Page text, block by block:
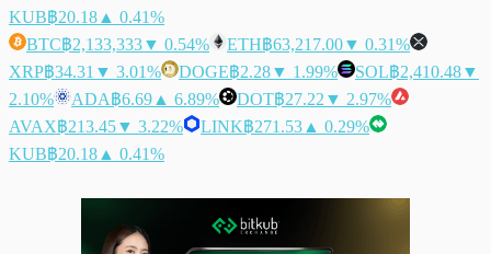
KUB฿20.18 ▲ 0.41%
BTC฿2,133,333▼ 0.54% ETH฿63,217.00▼ 0.31%
XRP฿34.31 ▼ 3.01% DOGE฿2.28▼ 1.99% SOL฿2,410.48▼
2.10%
ADA฿6.69 ▲ 6.89% DOT฿27.22 ▼ 2.97%
AVAX฿213.45▼ 3.22% LINK฿271.53 ▲ 0.29%
KUB฿20.18 ▲ 0.41%